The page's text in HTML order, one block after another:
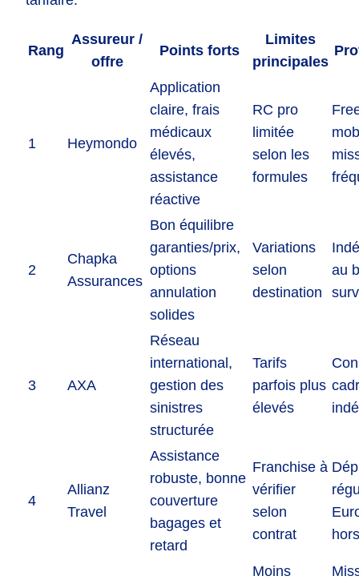
Rang
Assureur /
offre
Points forts
Limites
principales
1 Heymondo
Application
claire, frais
médicaux
élevés,
assistance
réactive
RC pro
limitée
selon les
formules
2
Chapka
Assurances
Bon équilibre
garanties/prix,
options
annulation
solides
Variations
selon
destination
au
3 AXA
Réseau
international,
gestion des
sinistres
structurée
Tarifs
parfois plus
élevés
4
Allianz
Travel
Assistance
robuste, bonne
couverture
bagages et
retard
Franchise à
vérifier
selon
contrat
Moins